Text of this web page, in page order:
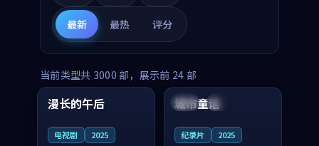
最新 最热 评分
当前类型共 3000 部，展示前 24 部
中国 高分
99:16
漫长的午后
电视剧 2025
美国 院线
城市童话
纪录片 2025